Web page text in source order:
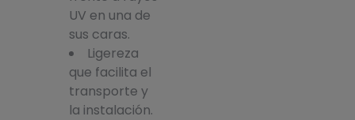
UV en una de
sus caras.
Ligereza
que facilita el
transporte y
la instalación.